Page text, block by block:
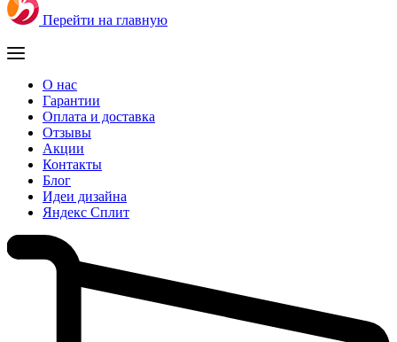
Перейти на главную
О нас
Гарантии
Оплата и доставка
Отзывы
Акции
Контакты
Блог
Идеи дизайна
Яндекс Сплит